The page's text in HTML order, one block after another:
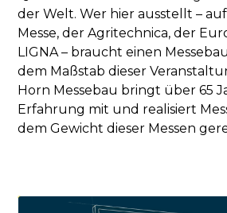
der Welt. Wer hier ausstellt –
Messe, der Agritechnica, der
LIGNA – braucht einen
dem Maßstab dieser
Horn Messebau bringt über 65
Erfahrung mit und realisiert
dem Gewicht dieser Messen